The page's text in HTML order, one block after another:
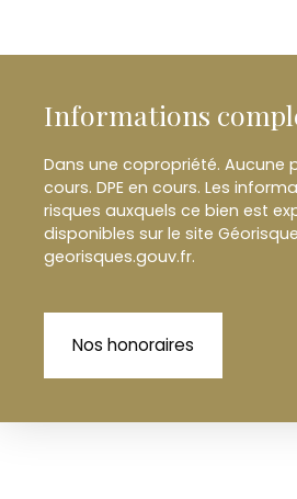
Informations
Dans une copropriété. Aucune
cours. DPE en cours. Les
risques auxquels ce bien est
disponibles sur le site
georisques.gouv.fr.
Nos honoraires